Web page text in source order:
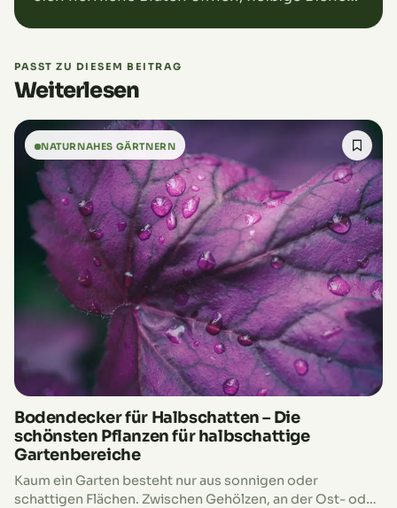
genießen kannst. Harmonie, wo…
PASST ZU DIESEM BEITRAG
Weiterlesen
NATURNAHES GÄRTNERN
Bodendecker für Halbschatten – Die
schönsten Pflanzen für halbschattige
Gartenbereiche
Kaum ein Garten besteht nur aus sonnigen oder
schattigen Flächen. Zwischen Gehölzen, an der Ost- oder